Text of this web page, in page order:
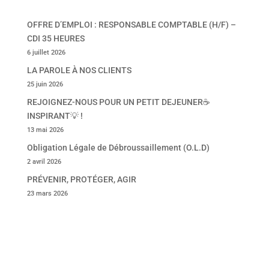
OFFRE D’EMPLOI : RESPONSABLE COMPTABLE (H/F) –
CDI 35 HEURES
6 juillet 2026
LA PAROLE À NOS CLIENTS
25 juin 2026
REJOIGNEZ-NOUS POUR UN PETIT DEJEUNER☕
INSPIRANT💡 !
13 mai 2026
Obligation Légale de Débroussaillement (O.L.D)
2 avril 2026
PRÉVENIR, PROTÉGER, AGIR
23 mars 2026